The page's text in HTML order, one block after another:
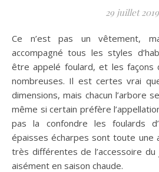
29 juillet 2019
Ce n’est pas un vêtement, mais il sait très bien
accompagné tous les styles
être appelé foulard, et les
nombreuses. Il est certes vrai
dimensions, mais chacun l’arbore
même si certain préfère
pas la confondre les foulards
épaisses écharpes sont toute une
très différentes de l’accessoire
aisément en saison chaude.